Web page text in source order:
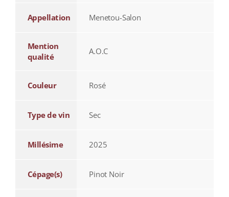
Appellation Menetou-Salon
Mention
qualité
A.O.C
Couleur Rosé
Type de vin Sec
Millésime 2025
Cépage(s) Pinot Noir